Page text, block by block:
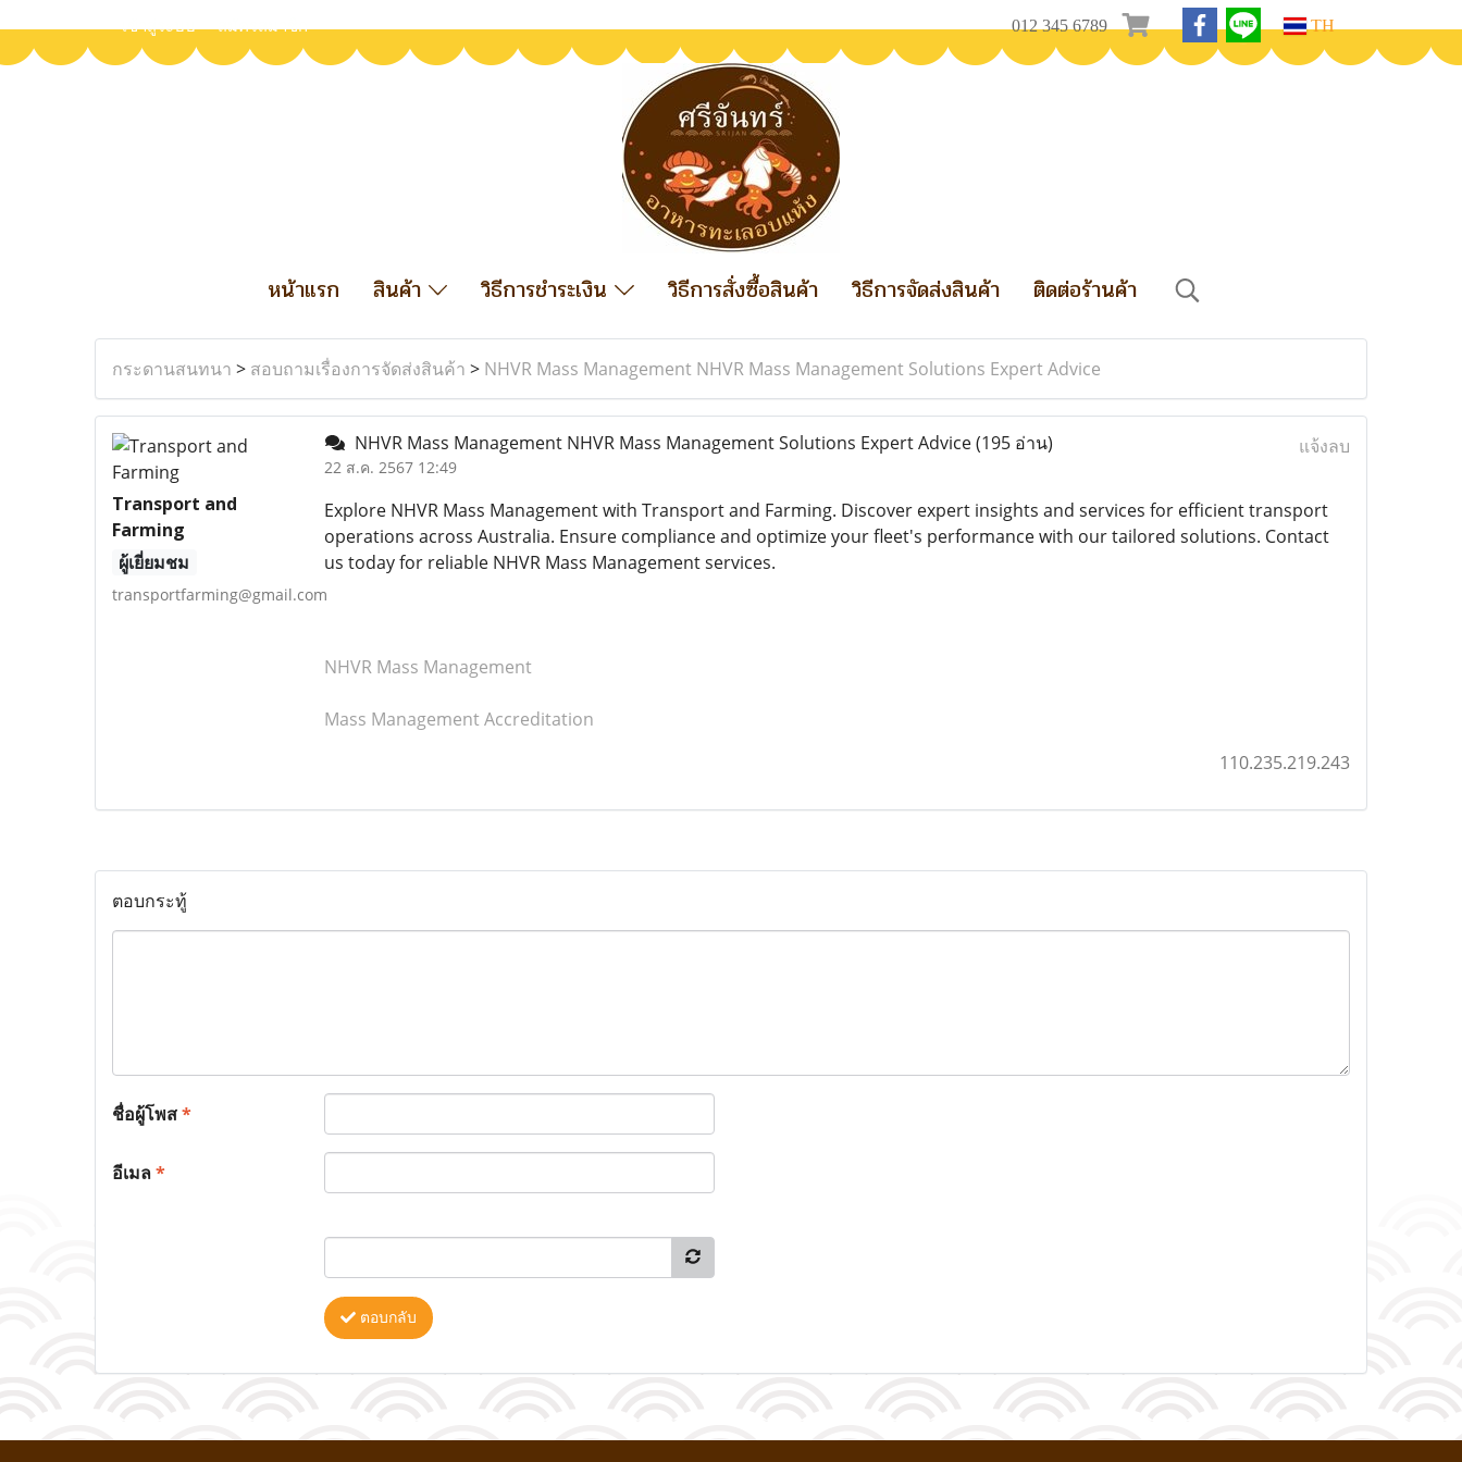
เข้าสู่ระบบ สมัครสมาชิก 012 345 6789 TH
หน้าแรก สินค้า วิธีการชำระเงิน วิธีการสั่งซื้อสินค้า วิธีการจัดส่งสินค้า ติดต่อร้านค้า
กระดานสนทนา > สอบถามเรื่องการจัดส่งสินค้า > NHVR Mass Management NHVR Mass Management Solutions Expert Advice
Transport and
Farming
ผู้เยี่ยมชม
transportfarming@gmail.com
NHVR Mass Management NHVR Mass Management Solutions Expert Advice(195 อ่าน)
22 ส.ค. 2567 12:49
แจ้งลบ
Explore NHVR Mass Management with Transport and Farming. Discover expert insights and services for efficient transport
operations across Australia. Ensure compliance and optimize your fleet's performance with our tailored solutions. Contact
us today for reliable NHVR Mass Management services.
NHVR Mass Management
Mass Management Accreditation
110.235.219.243
ตอบกระทู้
ชื่อผู้โพส*
อีเมล*
ตอบกลับ